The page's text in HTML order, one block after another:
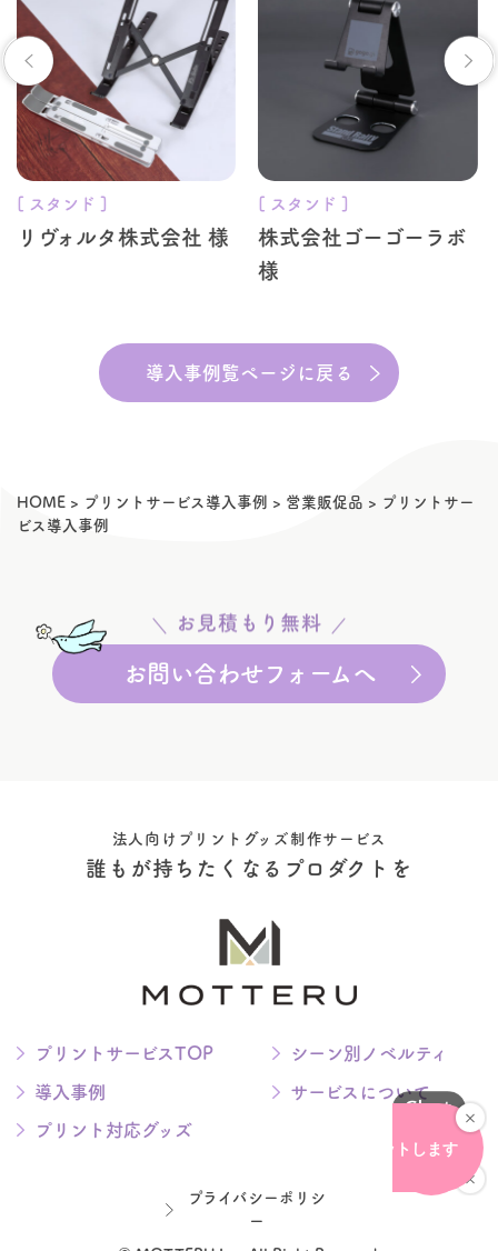
[ スタンド ]
リヴォルタ株式会社 様
[ スタンド ]
株式会社ゴーゴーラボ
様
導入事例覧ページに戻る
HOME > プリントサービス導入事例 > 営業販促品 > プリントサー
ビス導入事例
お見積もり無料
お問い合わせフォームへ
法人向けプリントグッズ制作サービス
誰もが持ちたくなるプロダクトを
プリントサービスTOP シーン別ノベルティ
導入事例 サービスについて
プリント対応グッズ
プライバシーポリシ
ー